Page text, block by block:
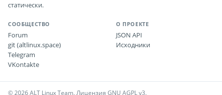
статически.
СООБЩЕСТВО
Forum
git (altlinux.space)
Telegram
VKontakte
О ПРОЕКТЕ
JSON API
Исходники
© 2026 ALT Linux Team. Лицензия GNU AGPL v3.